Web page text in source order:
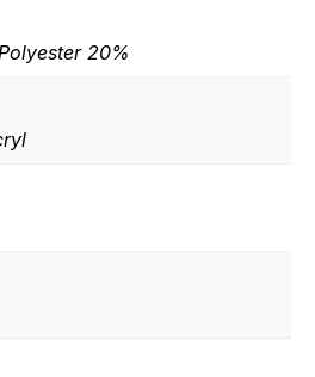
20%